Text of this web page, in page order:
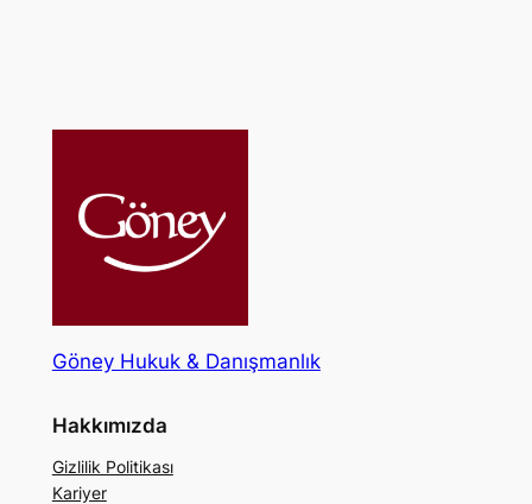
Göney Hukuk & Danışmanlık
Hakkımızda
Gizlilik Politikası
Kariyer